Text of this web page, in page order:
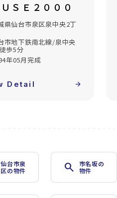
ＨＯＵＳＥ２０００
location_on 宮城県仙台市泉区泉中央2丁
directions_walk 仙台市地下鉄南北線/泉中央
駅 徒歩5分
build_circle 1994年05月完成
View Detail
仙台市泉
区の物件
search
市名坂の
物件